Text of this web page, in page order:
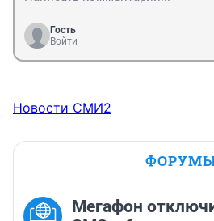
Гость
Войти
Новости СМИ2
Мегафон